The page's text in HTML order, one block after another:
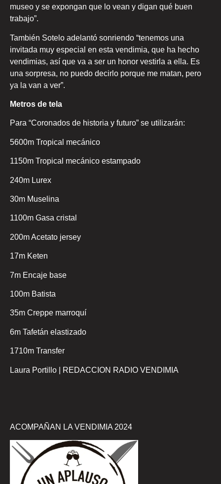
museo y se expongan que lo vean y digan qué buen
trabajo”.
También Sotelo adelantó sonriendo “tenemos una
invitada muy especial en esta vendimia, que ha hecho
vendimias, así que va a ser un honor vestirla a ella. Es
una sorpresa, no puedo decirlo porque me matan, pero
ya la van a ver”.
Metros de tela
Para “Coronados de historia y futuro” se utilizarán:
5600m Tropical mecánico
1150m Tropical mecánico estampado
240m Lurex
30m Muselina
1100m Gasa cristal
200m Acetato jersey
17m Keten
7m Encaje base
100m Batista
35m Creppe marroquí
6m Tafetán elastizado
1710m Transfer
Laura Portillo | REDACCION RADIO VENDIMIA
ACOMPAÑAN LA VENDIMIA 2024